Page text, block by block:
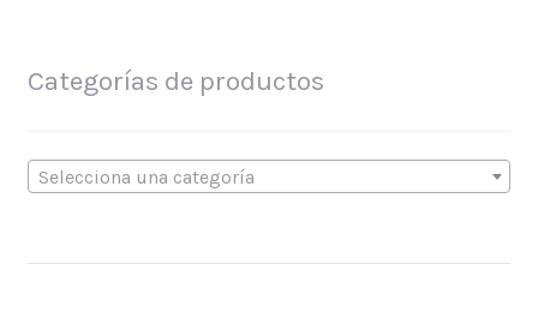
Categorías de productos
Selecciona una categoría